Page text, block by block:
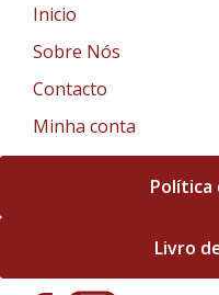
Inicio
Sobre Nós
Contacto
Minha conta
Política
Livro